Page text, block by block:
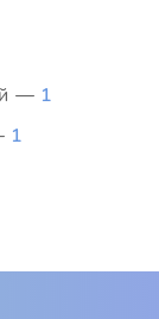
— 1
1